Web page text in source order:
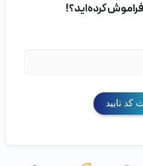
فراموش کرده‌اید؟!
کد تایید